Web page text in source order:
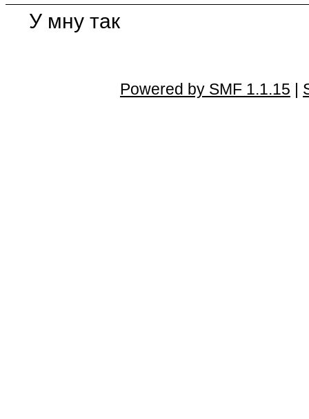
У мну так
Powered by SMF 1.1.15 |